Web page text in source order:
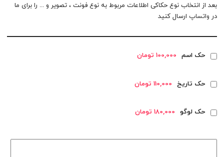
بعد از انتخاب نوع حکاکی اطلاعات مربوط به نوع فونت ، تصویر و ... را برای ما
در واتساپ ارسال کنید
حک اسم 100,000 تومان
حک تاریخ 110,000 تومان
حک لوگو 180,000 تومان